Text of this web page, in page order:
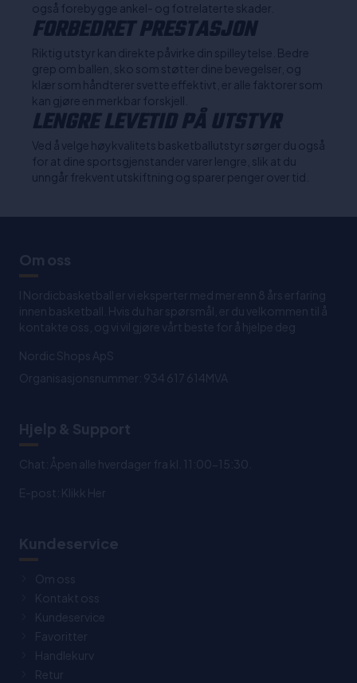
også forebygge ankel- og fotrelaterte skader.
FORBEDRET PRESTASJON
Riktig utstyr kan direkte påvirke din spilleytelse. Bedre
grep om ballen, sko som støtter dine bevegelser, og
klær som håndterer svette effektivt, er alle faktorer som
kan gjøre en merkbar forskjell.
LENGRE LEVETID PÅ UTSTYR
Ved å velge høykvalitets basketballutstyr sørger du også
for at dine sportsgjenstander varer lengre, slik at du
unngår frekvent utskiftning og sparer penger over tid.
Om oss
I Nordicbasketball er vi eksperter med mer enn 8 års erfaring
innen basketball. Hvis du har spørsmål, er du velkommen til å
kontakte oss, og vi vil gjøre vårt beste for å hjelpe deg
Nordic Shops ApS
Organisasjonsnummer: 934 617 614MVA
Hjelp & Support
Chat: Åpen alle hverdager fra kl. 11:00-15:30.
E-post: Klikk Her
Kundeservice
Om oss
Kontakt oss
Kundeservice
Favoritter
Handlekurv
Retur